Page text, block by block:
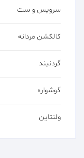
سرویس و ست
کالکشن مردانه
گردنبند
گوشواره
ولنتاین